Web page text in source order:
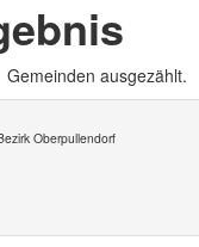
ausgezählt.
Oberpullendorf